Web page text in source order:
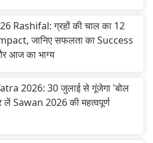
Rashifal: ग्रहों की चाल का 12
जानिए सफलता का Success
आज का भाग्य
2026: 30 जुलाई से गूंजेगा 'बोल
लें Sawan 2026 की महत्वपूर्ण